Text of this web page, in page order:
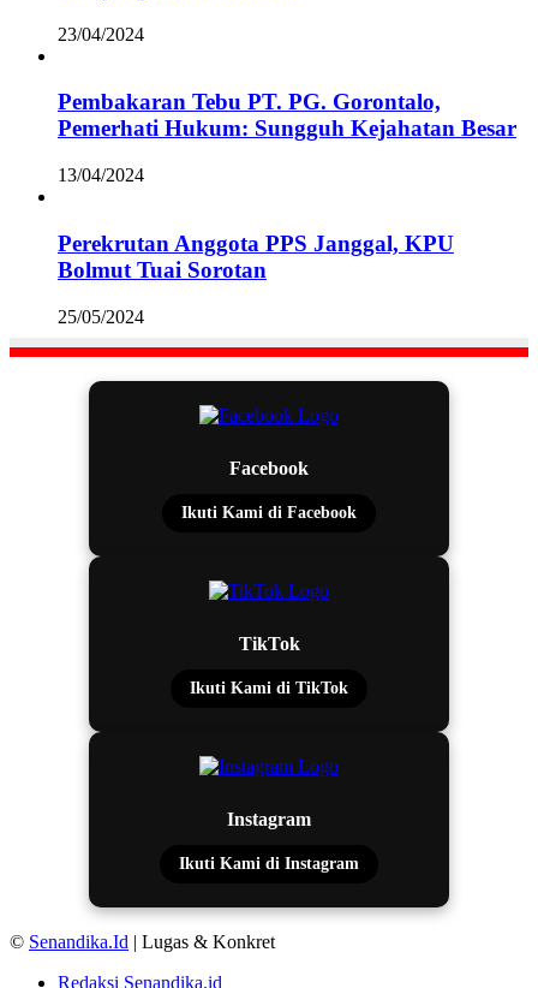
23/04/2024
Pembakaran Tebu PT. PG. Gorontalo,
Pemerhati Hukum: Sungguh Kejahatan Besar
13/04/2024
Perekrutan Anggota PPS Janggal, KPU
Bolmut Tuai Sorotan
25/05/2024
Facebook
Ikuti Kami di Facebook
TikTok
Ikuti Kami di TikTok
Instagram
Ikuti Kami di Instagram
© Senandika.Id | Lugas & Konkret
Redaksi Senandika.id